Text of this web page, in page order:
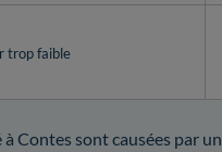
trop faible
Contes sont causées par